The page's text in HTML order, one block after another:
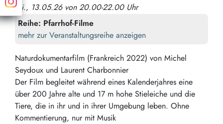
Mi., 13.05.26 von 20.00-22.00 Uhr
Reihe: Pfarrhof-Filme
mehr zur Veranstaltungsreihe anzeigen
Naturdokumentarfilm (Frankreich 2022) von Michel
Seydoux und Laurent Charbonnier
Der Film begleitet während eines Kalenderjahres eine
über 200 Jahre alte und 17 m hohe Stieleiche und die
Tiere, die in ihr und in ihrer Umgebung leben. Ohne
Kommentierung, nur mit Musik